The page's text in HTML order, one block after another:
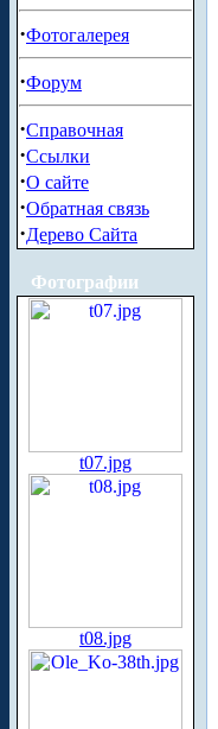
·Фотогалерея
·Форум
·Справочная
·Ссылки
·О сайте
·Обратная связь
·Дерево Сайта
Фотографии
t07.jpg
t08.jpg